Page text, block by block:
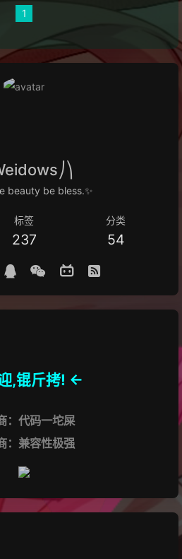
1
beauty be bless.✨
标签
237
分类
54
,锟斤拷! <-
：代码一坨屎
：兼容性极强